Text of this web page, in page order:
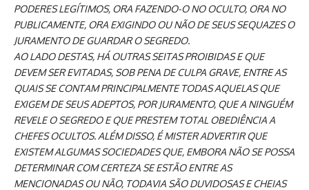
PODERES LEGÍTIMOS, ORA FAZENDO-O NO OCULTO, ORA NO
PUBLICAMENTE, ORA EXIGINDO OU NÃO DE SEUS SEQUAZES O
JURAMENTO DE GUARDAR O SEGREDO.
AO LADO DESTAS, HÁ OUTRAS SEITAS PROIBIDAS E QUE
DEVEM SER EVITADAS, SOB PENA DE CULPA GRAVE, ENTRE AS
QUAIS SE CONTAM PRINCIPALMENTE TODAS AQUELAS QUE
EXIGEM DE SEUS ADEPTOS, POR JURAMENTO, QUE A NINGUÉM
REVELE O SEGREDO E QUE PRESTEM TOTAL OBEDIÊNCIA A
CHEFES OCULTOS. ALÉM DISSO, É MISTER ADVERTIR QUE
EXISTEM ALGUMAS SOCIEDADES QUE, EMBORA NÃO SE POSSA
DETERMINAR COM CERTEZA SE ESTÃO ENTRE AS
MENCIONADAS OU NÃO, TODAVIA SÃO DUVIDOSAS E CHEIAS